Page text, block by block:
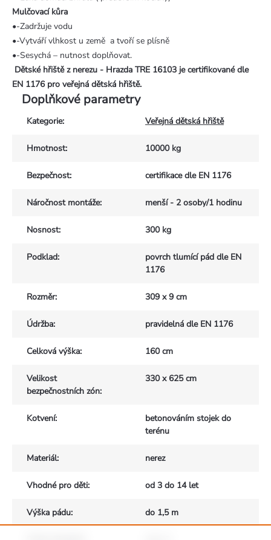
Mulčovací kůra
•-Zadržuje vodu
•-Vytváří vlhkost u země a tvoří se plísně
•-Sesychá – nutnost doplňovat.
Dětské hřiště z nerezu - Hrazda TRE 16103 je certifikované dle
EN 1176 pro veřejná dětská hřiště.
Doplňkové parametry
Kategorie: Veřejná dětská hřiště
Hmotnost: 10000 kg
Bezpečnost: certifikace dle EN 1176
Náročnost montáže: menší - 2 osoby/1 hodinu
Nosnost: 300 kg
Podklad:
povrch tlumící pád dle EN
1176
Rozměr: 309 x 9 cm
Údržba: pravidelná dle EN 1176
Celková výška: 160 cm
Velikost
bezpečnostních zón:
330 x 625 cm
Kotvení:
betonováním stojek do
terénu
Materiál: nerez
Vhodné pro děti: od 3 do 14 let
Výška pádu: do 1,5 m